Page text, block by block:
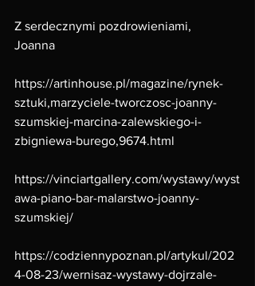
Z serdecznymi pozdrowieniami,
Joanna
https://artinhouse.pl/magazine/rynek-
sztuki,marzyciele-tworczosc-joanny-
szumskiej-marcina-zalewskiego-i-
zbigniewa-burego,9674.html
https://vinciartgallery.com/wystawy/wyst
awa-piano-bar-malarstwo-joanny-
szumskiej/
https://codziennypoznan.pl/artykul/202
4-08-23/wernisaz-wystawy-dojrzale-